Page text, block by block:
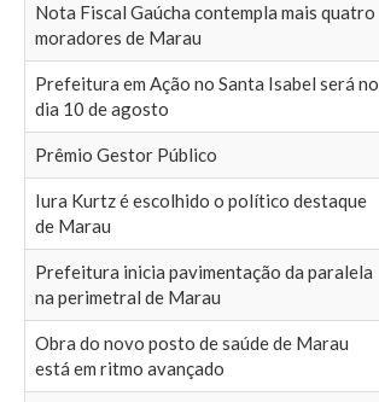
Nota Fiscal Gaúcha contempla mais quatro
moradores de Marau
Prefeitura em Ação no Santa Isabel será no
dia 10 de agosto
Prêmio Gestor Público
Iura Kurtz é escolhido o político destaque
de Marau
Prefeitura inicia pavimentação da paralela
na perimetral de Marau
Obra do novo posto de saúde de Marau
está em ritmo avançado